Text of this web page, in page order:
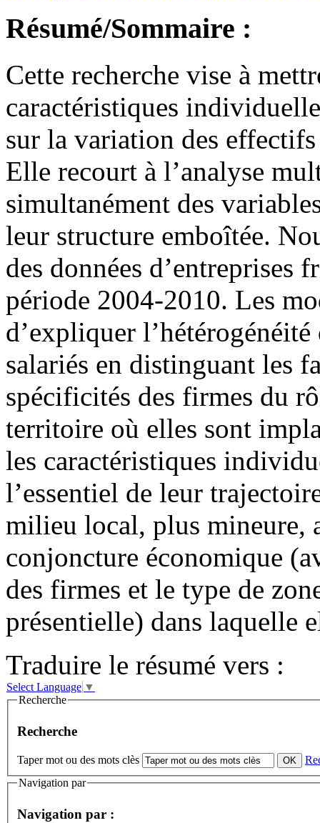
Résumé/Sommaire :
Cette recherche vise à
caractéristiques
sur la variation des
Elle recourt à l’analyse
simultanément des
leur structure emboîtée.
des données d’entreprises
période 2004-2010. Les
d’expliquer
salariés en distinguant les
spécificités des firmes du
territoire où elles sont
les caractéristiques
l’essentiel de leur
milieu local, plus mineure,
conjoncture économique
des firmes et le type de
présentielle) dans laquelle
Traduire le résumé vers :
Select Language ▼
Recherche
Recherche
Taper mot ou des mots clès
Navigation par
Navigation par :